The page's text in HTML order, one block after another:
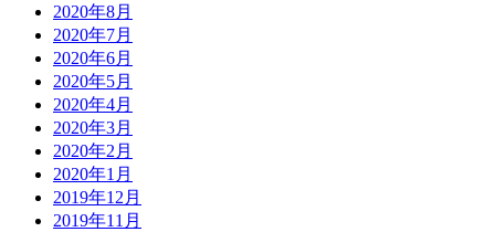
2020年8月
2020年7月
2020年6月
2020年5月
2020年4月
2020年3月
2020年2月
2020年1月
2019年12月
2019年11月